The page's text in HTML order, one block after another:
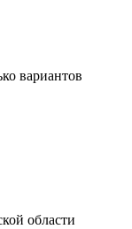
вариантов
области